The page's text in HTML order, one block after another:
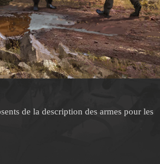
de la description des armes pour les